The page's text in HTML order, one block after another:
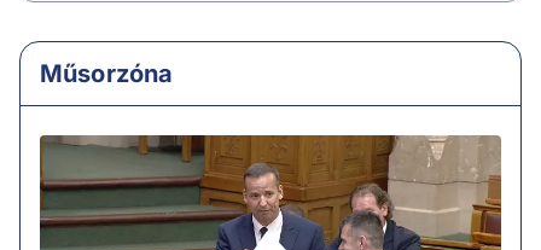
Műsorzóna